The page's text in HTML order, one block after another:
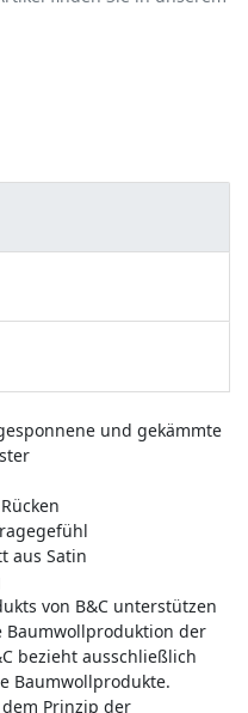
und gekämmte
aus Satin
von B&C unterstützen
Baumwollproduktion der
bezieht ausschließlich
Baumwollprodukte.
Prinzip der